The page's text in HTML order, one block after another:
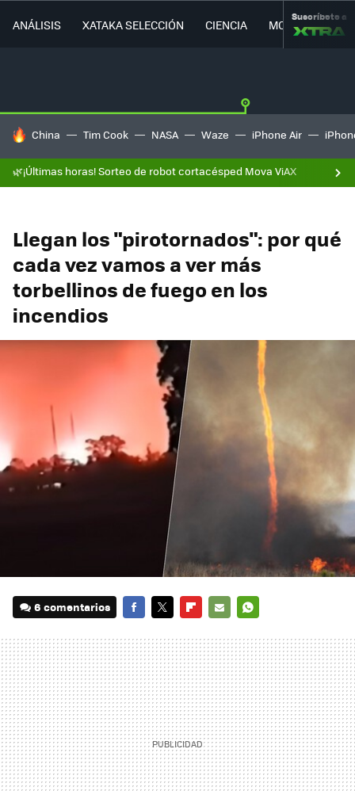
ANÁLISIS XATAKA SELECCIÓN CIENCIA MOVILIDAD
Suscríbete a
HOY SE HABLA DE
China Tim Cook NASA Waze iPhone Air
🌿¡Últimas horas! Sorteo de robot cortacésped Mova ViAX
Llegan los "pirotornados": por qué
cada vez vamos a ver más
torbellinos de fuego en los
incendios
6 comentarios
MAIL